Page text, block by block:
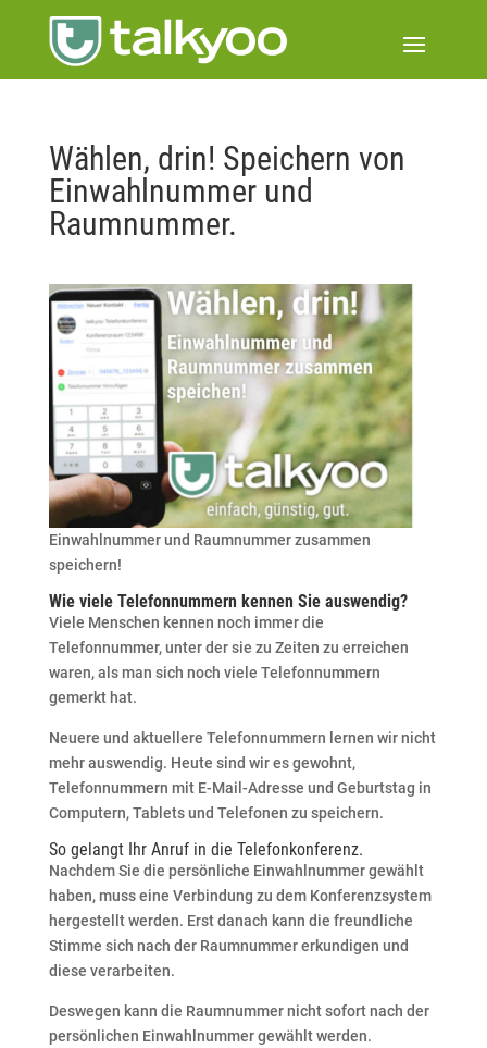
Wählen, drin! Speichern von
Einwahlnummer und
Raumnummer.
Einwahlnummer und Raumnummer zusammen
speichern!
Wie viele Telefonnummern kennen Sie auswendig?
Viele Menschen kennen noch immer die
Telefonnummer, unter der sie zu Zeiten zu erreichen
waren, als man sich noch viele Telefonnummern
gemerkt hat.
Neuere und aktuellere Telefonnummern lernen wir nicht
mehr auswendig. Heute sind wir es gewohnt,
Telefonnummern mit E-Mail-Adresse und Geburtstag in
Computern, Tablets und Telefonen zu speichern.
So gelangt Ihr Anruf in die Telefonkonferenz.
Nachdem Sie die persönliche Einwahlnummer gewählt
haben, muss eine Verbindung zu dem Konferenzsystem
hergestellt werden. Erst danach kann die freundliche
Stimme sich nach der Raumnummer erkundigen und
diese verarbeiten.
Deswegen kann die Raumnummer nicht sofort nach der
persönlichen Einwahlnummer gewählt werden.